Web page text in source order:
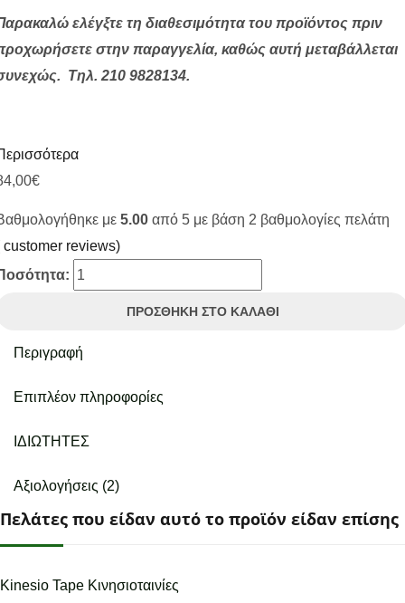
ελέγξτε τη διαθεσιμότητα του προϊόντος πριν
στην παραγγελία, καθώς αυτή μεταβάλλεται
Τηλ. 210 9828134.
€
με 5.00 από 5 με βάση 2 βαθμολογίες πελάτη
customer reviews)
ΠΡΟΣΘΉΚΗ ΣΤΟ ΚΑΛΆΘΙ
Περιγραφή
Επιπλέον πληροφορίες
ΙΔΙΩΤΗΤΕΣ
Αξιολογήσεις (2)
Πελάτες που είδαν αυτό το προϊόν είδαν επίσης
Kinesio Tape Κινησιοταινίες